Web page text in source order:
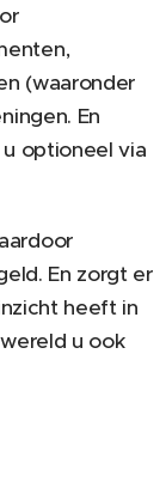
(waaronder
En
optioneel via
En zorgt er
heeft in
u ook